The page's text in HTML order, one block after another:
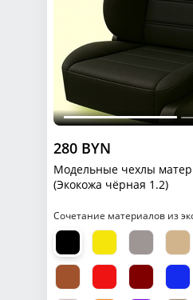
280 BYN
Модельные чехлы
(Экокожа чёрная 1.2)
Сочетание материалов из